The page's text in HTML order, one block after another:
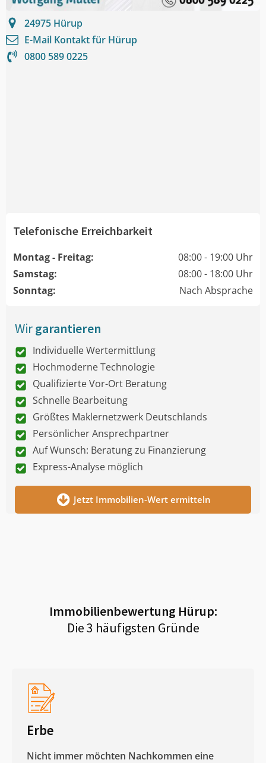
24975 Hürup
E-Mail Kontakt für Hürup
0800 589 0225
Telefonische Erreichbarkeit
Montag - Freitag:
08:00 - 19:00 Uhr
Samstag:
08:00 - 18:00 Uhr
Sonntag:
Nach Absprache
Wirgarantieren
Individuelle Wertermittlung
Hochmoderne Technologie
Qualifizierte Vor-Ort Beratung
Schnelle Bearbeitung
Größtes Maklernetzwerk Deutschlands
Persönlicher Ansprechpartner
Auf Wunsch: Beratung zu Finanzierung
Express-Analyse möglich
Jetzt Immobilien-Wert ermitteln
Immobilienbewertung Hürup:
Die 3 häufigsten Gründe
Erbe
Nicht immer möchten Nachkommen eine